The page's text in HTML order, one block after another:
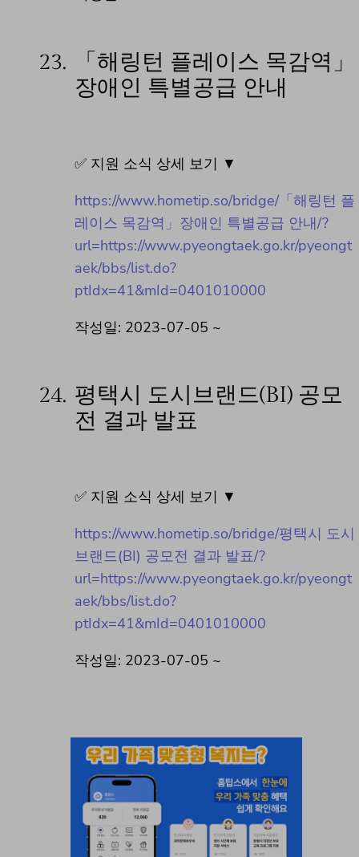
23.
「해링턴 플레이스 목감역」
장애인 특별공급 안내
✅ 지원 소식 상세 보기 ▼
https://www.hometip.so/bridge/「해링턴 플
레이스 목감역」장애인 특별공급 안내/?
url=https://www.pyeongtaek.go.kr/pyeongt
aek/bbs/list.do?
ptIdx=41&mId=0401010000
작성일: 2023-07-05 ~
24. 평택시 도시브랜드(BI) 공모
전 결과 발표
✅ 지원 소식 상세 보기 ▼
https://www.hometip.so/bridge/평택시 도시
브랜드(BI) 공모전 결과 발표/?
url=https://www.pyeongtaek.go.kr/pyeongt
aek/bbs/list.do?
ptIdx=41&mId=0401010000
작성일: 2023-07-05 ~